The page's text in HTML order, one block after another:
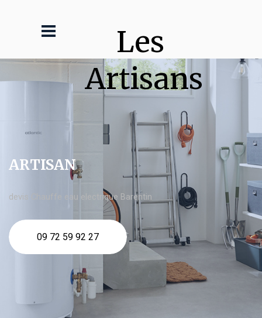
Les
Artisans
ARTISAN
devis Chauffe eau electrique Barentin
09 72 59 92 27